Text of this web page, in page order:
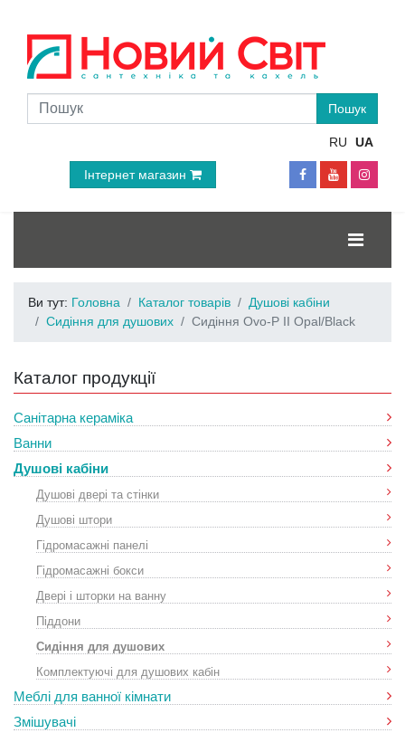
RU UA
Інтернет магазин
Ви тут: Головна Каталог товарів
Душові кабіни
Сидіння для душових
Сидіння Ovo-P II Opal/Black
Каталог продукції
Санітарна кераміка
Ванни
Душові кабіни
Душові двері та стінки
Душові штори
Гідромасажні панелі
Гідромасажні бокси
Двері і шторки на ванну
Піддони
Сидіння для душових
Комплектуючі для душових кабін
Меблі для ванної кімнати
Змішувачі